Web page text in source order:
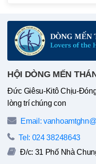
HỘI DÒNG MẾN
Đức Giêsu-Kitô Chịu-
lòng trí chúng con
Email:
Tel: 024 38248643
Đ/c: 31 Phố Nhà